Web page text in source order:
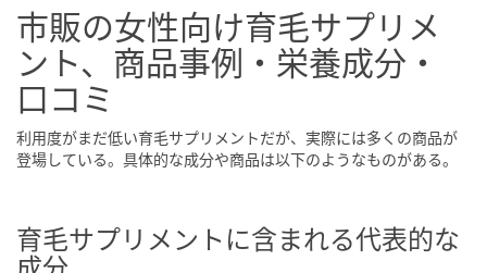
市販の女性向け育毛サプリメ
ント、商品事例・栄養成分・
口コミ
利用度がまだ低い育毛サプリメントだが、実際には多くの商品が
登場している。具体的な成分や商品は以下のようなものがある。
育毛サプリメントに含まれる代表的な